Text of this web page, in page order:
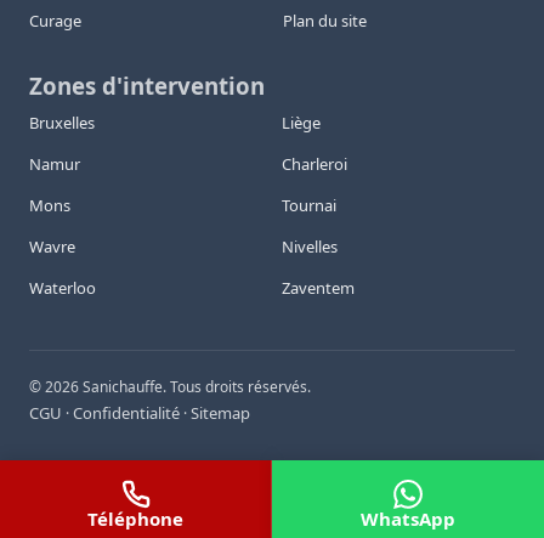
Curage
Plan du site
Zones d'intervention
Bruxelles
Liège
Namur
Charleroi
Mons
Tournai
Wavre
Nivelles
Waterloo
Zaventem
©2026Sanichauffe. Tous droits réservés.
CGU ·Confidentialité ·Sitemap